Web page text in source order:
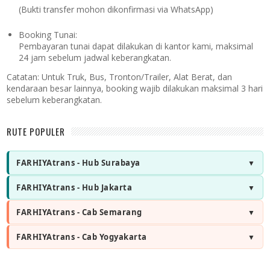
(Bukti transfer mohon dikonfirmasi via WhatsApp)
Booking Tunai:
Pembayaran tunai dapat dilakukan di kantor kami, maksimal
24 jam sebelum jadwal keberangkatan.
Catatan: Untuk Truk, Bus, Tronton/Trailer, Alat Berat, dan
kendaraan besar lainnya, booking wajib dilakukan maksimal 3 hari
sebelum keberangkatan.
RUTE POPULER
FARHIYAtrans - Hub Surabaya
FARHIYAtrans - Hub Jakarta
FARHIYAtrans - Cab Semarang
FARHIYAtrans - Cab Yogyakarta